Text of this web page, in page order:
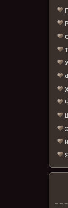
П
Р
С
Т
У
Х
Ч
Э
Я